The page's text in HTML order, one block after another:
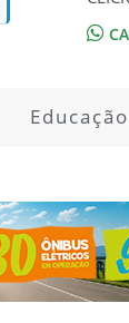
Educação